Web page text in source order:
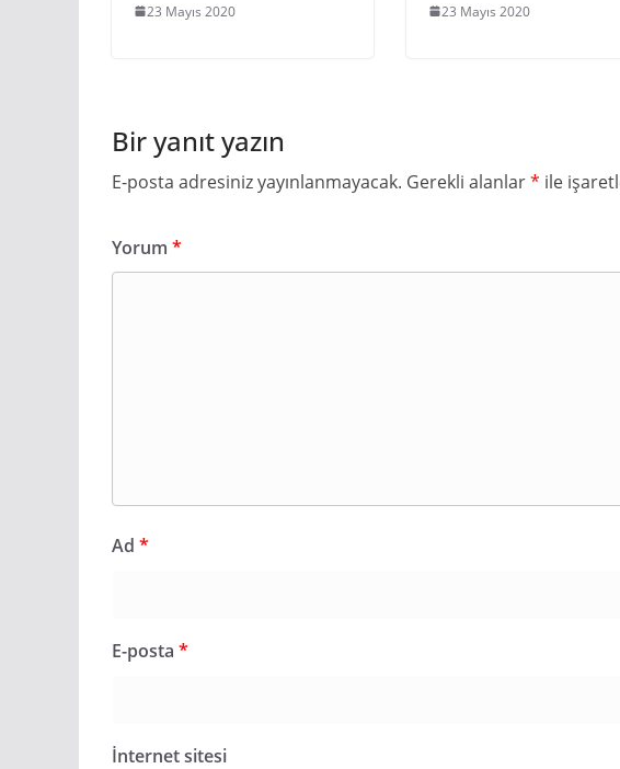
23 Mayıs 2020 23 Mayıs 2020
Bir yanıt yazın
E-posta adresiniz yayınlanmayacak. Gerekli alanlar* ile
Yorum *
Ad *
E-posta *
İnternet sitesi